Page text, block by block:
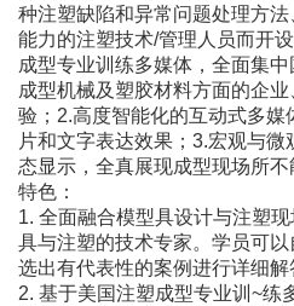
种注塑缺陷和异常问题处理方
能力的注塑技术/管理人员而开
成型专业训练多媒体，全面集
成型机械及塑胶材料方面的企
验；2.高度智能化的互动式多媒
片和文字表达效果；3.宏观与
态显示，全真展现成型现场所
特色：
1. 全面融合模型具设计与注塑
具与注塑的技术专家。学员可
选出有代表性的案例进行详细解
2. 基于美国注塑成型专业训~练